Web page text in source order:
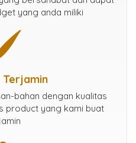
yang anda miliki
Terjamin
bahan dengan kualitas
product yang kami buat